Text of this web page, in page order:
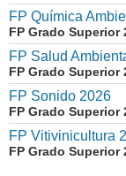
FP Química
FP Grado Superior
FP Salud
FP Grado Superior
FP Sonido 2026
FP Grado Superior
FP Vitivinicultura
FP Grado Superior